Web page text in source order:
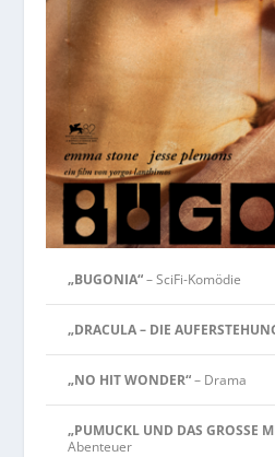
„BUGONIA“– SciFi-Komödie
„DRACULA – DIE
„NO HIT WONDER“– Drama
„PUMUCKL UND DAS GROSSE
Abenteuer